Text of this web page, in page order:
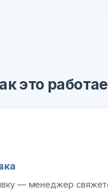
это
— менеджер